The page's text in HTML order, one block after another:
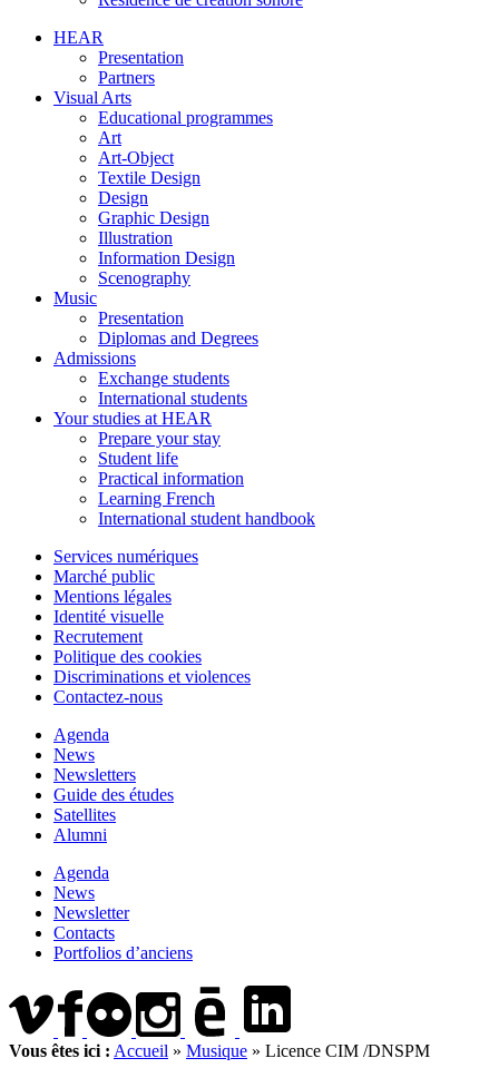
HEAR
Presentation
Partners
Visual Arts
Educational programmes
Art
Art-Object
Textile Design
Design
Graphic Design
Illustration
Information Design
Scenography
Music
Presentation
Diplomas and Degrees
Admissions
Exchange students
International students
Your studies at HEAR
Prepare your stay
Student life
Practical information
Learning French
International student handbook
Services numériques
Marché public
Mentions légales
Identité visuelle
Recrutement
Politique des cookies
Discriminations et violences
Contactez-nous
Agenda
News
Newsletters
Guide des études
Satellites
Alumni
Agenda
News
Newsletter
Contacts
Portfolios d’anciens
Vous êtes ici : Accueil » Musique » Licence CIM /DNSPM